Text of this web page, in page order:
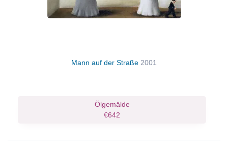
Mann auf der Straße 2001
Ölgemälde
€642